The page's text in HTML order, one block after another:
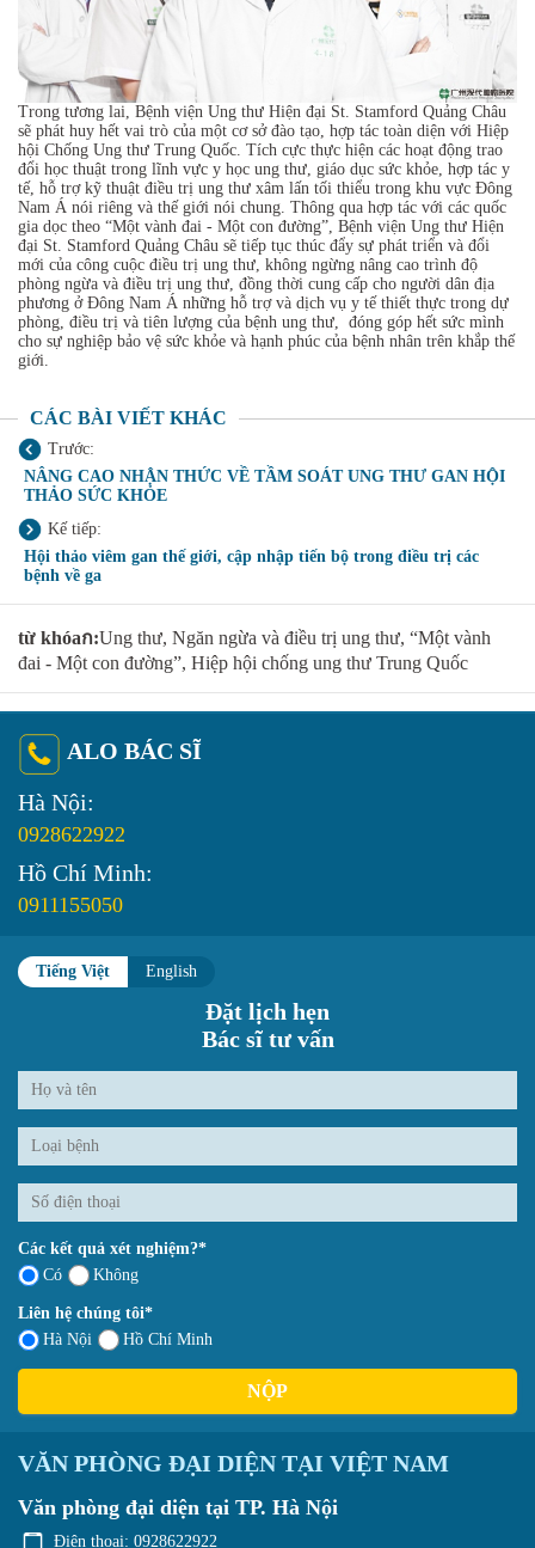
Trong tương lai, Bệnh viện Ung thư Hiện đại St. Stamford Quảng Châu
sẽ phát huy hết vai trò của một cơ sở đào tạo, hợp tác toàn diện với Hiệp
hội Chống Ung thư Trung Quốc. Tích cực thực hiện các hoạt động trao
đổi học thuật trong lĩnh vực y học ung thư, giáo dục sức khỏe, hợp tác y
tế, hỗ trợ kỹ thuật điều trị ung thư xâm lấn tối thiểu trong khu vực Đông
Nam Á nói riêng và thế giới nói chung. Thông qua hợp tác với các quốc
gia dọc theo “Một vành đai - Một con đường”, Bệnh viện Ung thư Hiện
đại St. Stamford Quảng Châu sẽ tiếp tục thúc đẩy sự phát triển và đổi
mới của công cuộc điều trị ung thư, không ngừng nâng cao trình độ
phòng ngừa và điều trị ung thư, đồng thời cung cấp cho người dân địa
phương ở Đông Nam Á những hỗ trợ và dịch vụ y tế thiết thực trong dự
phòng, điều trị và tiên lượng của bệnh ung thư, đóng góp hết sức mình
cho sự nghiệp bảo vệ sức khỏe và hạnh phúc của bệnh nhân trên khắp thế
giới.
CÁC BÀI VIẾT KHÁC
Trước:
NÂNG CAO NHẬN THỨC VỀ TẦM SOÁT UNG THƯ GAN HỘI
THẢO SỨC KHỎE
Kế tiếp:
Hội thảo viêm gan thế giới, cập nhập tiến bộ trong điều trị các
bệnh về ga
từ khóaก:Ung thư, Ngăn ngừa và điều trị ung thư, “Một vành
đai - Một con đường”, Hiệp hội chống ung thư Trung Quốc
ALO BÁC SĨ
Hà Nội:
0928622922
Hồ Chí Minh:
0911155050
Tiếng Việt English
Đặt lịch hẹn
Bác sĩ tư vấn
Các kết quả xét nghiệm?*
Có
Không
Liên hệ chúng tôi*
Hà Nội
Hồ Chí Minh
NỘP
VĂN PHÒNG ĐẠI DIỆN TẠI VIỆT NAM
Văn phòng đại diện tại TP. Hà Nội
Điện thoại: 0928622922